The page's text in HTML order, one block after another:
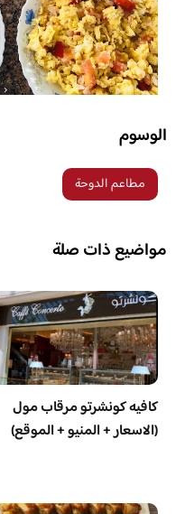
الوسوم
مطاعم الدوحة
مواضيع ذات صلة
كافيه كونشرتو مرقاب مول
(الاسعار + المنيو + الموقع)